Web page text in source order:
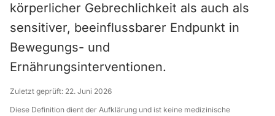
körperlicher Gebrechlichkeit als auch als
sensitiver, beeinflussbarer Endpunkt in
Bewegungs- und
Ernährungsinterventionen.
Zuletzt geprüft: 22. Juni 2026
Diese Definition dient der Aufklärung und ist keine medizinische